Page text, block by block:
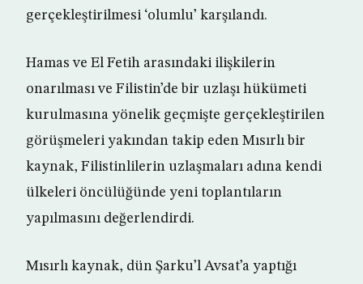
gerçekleştirilmesi ‘olumlu’ karşılandı.
Hamas ve El Fetih arasındaki ilişkilerin
onarılması ve Filistin’de bir uzlaşı hükümeti
kurulmasına yönelik geçmişte gerçekleştirilen
görüşmeleri yakından takip eden Mısırlı bir
kaynak, Filistinlilerin uzlaşmaları adına kendi
ülkeleri öncülüğünde yeni toplantıların
yapılmasını değerlendirdi.
Mısırlı kaynak, dün Şarku’l Avsat’a yaptığı